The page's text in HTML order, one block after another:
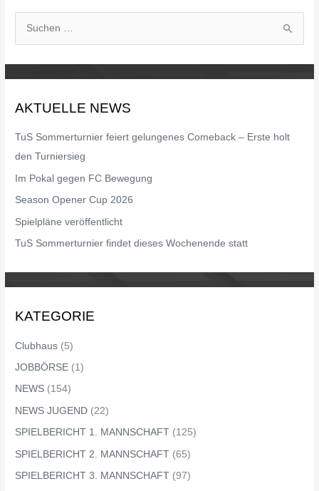
e
c
h
:
AKTUELLE NEWS
TuS Sommerturnier feiert gelungenes Comeback – Erste holt
den Turniersieg
Im Pokal gegen FC Bewegung
Season Opener Cup 2026
Spielpläne veröffentlicht
TuS Sommerturnier findet dieses Wochenende statt
KATEGORIE
Clubhaus (5)
JOBBÖRSE (1)
NEWS (154)
NEWS JUGEND (22)
SPIELBERICHT 1. MANNSCHAFT (125)
SPIELBERICHT 2. MANNSCHAFT (65)
SPIELBERICHT 3. MANNSCHAFT (97)